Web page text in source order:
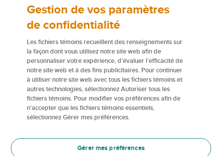
s’appliquent. Les services décrits sur le présent site Web ne
constituent pas des polices d’assurance, et certaines polices n’y sont
pas admissibles.
Pour obtenir de plus amples renseignements sur nos services ou nos
assureurs, veuillez consulter lesConditions d’utilisation
Certains éléments de contenu du présent site Web sont des marques
de commerce ou des appellations commerciales de la Corporation
financière Northbridge (ou de ses sociétés affiliées); elles sont
utilisées par nos assureurs avec la permission de la Corporation
financière Northbridge.
Pour en savoir plus, veuillez consulter les renseignements sur les
Marques de commerce.
Gestion de vos paramètres
de confidentialité
Les fichiers témoins recueillent des renseignements sur
la façon dont vous utilisez notre site web afin de
personnaliser votre expérience, d’évaluer l’efficacité de
notre site web et à des fins publicitaires. Pour continuer
à utiliser notre site web avec tous les fichiers témoins et
autres technologies, sélectionnez Autoriser tous les
fichiers témoins. Pour modifier vos préférences afin de
n’accepter que les fichiers témoins essentiels,
sélectionnez Gérer mes préférences.
Gérer mes préférences